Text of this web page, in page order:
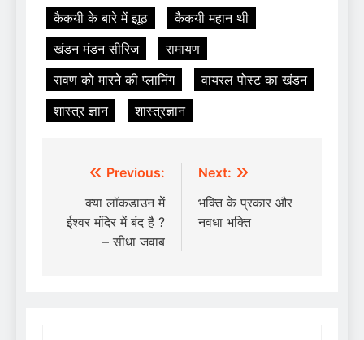
कैकयी के बारे में झूठ
कैकयी महान थी
खंडन मंडन सीरिज
रामायण
रावण को मारने की प्लानिंग
वायरल पोस्ट का खंडन
शास्त्र ज्ञान
शास्त्रज्ञान
Post
navigation
Previous:
क्या लॉकडाउन में
ईश्वर मंदिर में बंद है ?
– सीधा जवाब
Next:
भक्ति के प्रकार और
नवधा भक्ति